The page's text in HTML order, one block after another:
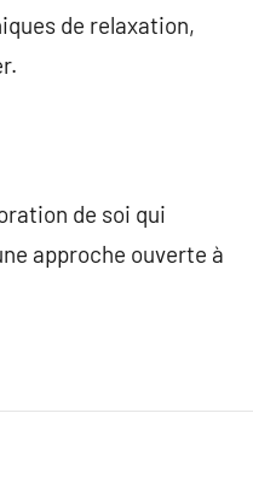
de relaxation,
de soi qui
approche ouverte à